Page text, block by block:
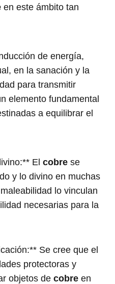
en este ámbito tan
de energía,
en la sanación y la
para transmitir
elemento fundamental
a equilibrar el
El cobre se
y lo divino en muchas
lo vinculan
necesarias para la
Se cree que el
protectoras y
objetos de cobre en